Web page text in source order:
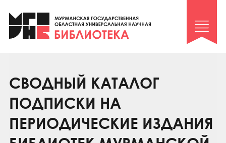
Клуб «Гиря и сельдерей»
Клуб «Семейный архив»
Коллегам
Контакты
СВОДНЫЙ КАТАЛОГ
ПОДПИСКИ НА
ПЕРИОДИЧЕСКИЕ ИЗДАНИЯ